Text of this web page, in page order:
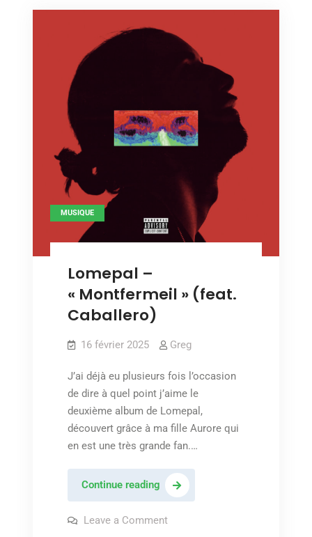
MUSIQUE
Lomepal –
« Montfermeil » (feat.
Caballero)
16 février 2025 Greg
J’ai déjà eu plusieurs fois l’occasion
de dire à quel point j’aime le
deuxième album de Lomepal,
découvert grâce à ma fille Aurore qui
en est une très grande fan.…
Continue readingLomepal
–
« Montfermeil »
Leave a Commenton